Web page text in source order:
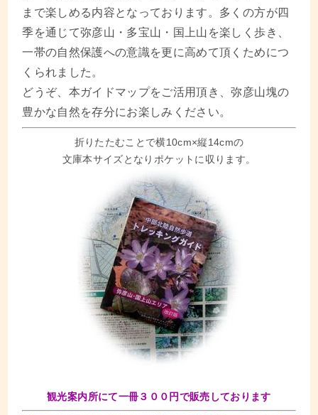
まで楽しめる内容となっております。多くの方が四
季を通じて弥彦山・多宝山・国上山を楽しく歩き、
一帯の自然保護への意識を更に高めて頂くためにつ
くられました。
どうぞ、本ガイドマップをご活用頂き、弥彦山塊の
豊かな自然を存分にお楽しみください。
折りたたむことで横10cm×縦14cmの
文庫本サイズとなりポケットに収ります。
観光案内所にて一冊３００円で販売しております